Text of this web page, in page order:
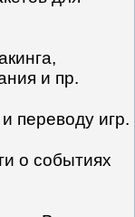
и пр.
переводу игр.
о событиях